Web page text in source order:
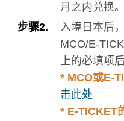
月之内兑换。
步骤2.
入境日本后
MCO/E-
上的必填项
* MCO或E-
击此处
* E-TICKET